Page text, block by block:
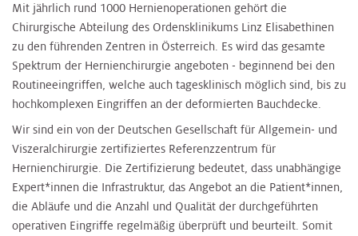
Mit jährlich rund 1000 Hernienoperationen gehört die
Chirurgische Abteilung des Ordensklinikums Linz Elisabethinen
zu den führenden Zentren in Österreich. Es wird das gesamte
Spektrum der Hernienchirurgie angeboten - beginnend bei den
Routineeingriffen, welche auch tagesklinisch möglich sind, bis zu
hochkomplexen Eingriffen an der deformierten Bauchdecke.
Wir sind ein von der Deutschen Gesellschaft für Allgemein- und
Viszeralchirurgie zertifiziertes Referenzzentrum für
Hernienchirurgie. Die Zertifizierung bedeutet, dass unabhängige
Expert*innen die Infrastruktur, das Angebot an die Patient*innen,
die Abläufe und die Anzahl und Qualität der durchgeführten
operativen Eingriffe regelmäßig überprüft und beurteilt. Somit